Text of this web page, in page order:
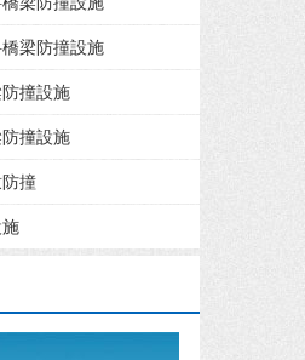
梁防撞設施
撞設施
撞設施
撞